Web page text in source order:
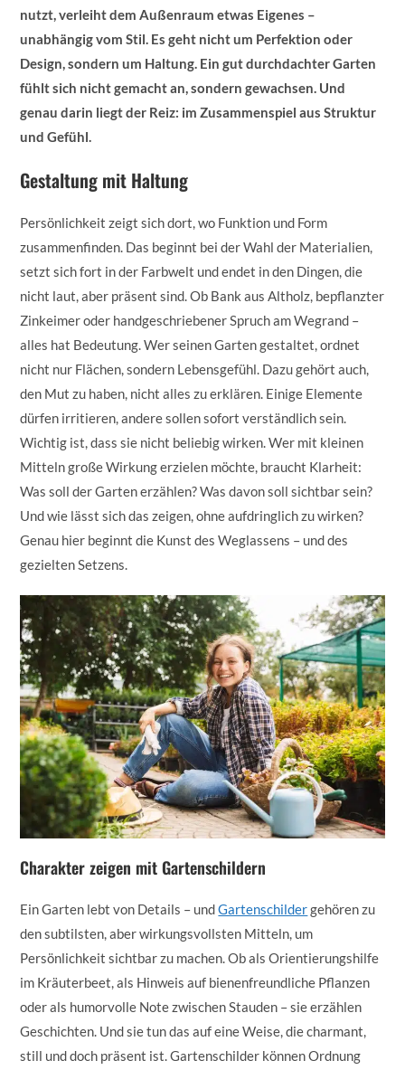
nutzt, verleiht dem Außenraum etwas Eigenes –
unabhängig vom Stil. Es geht nicht um Perfektion oder
Design, sondern um Haltung. Ein gut durchdachter Garten
fühlt sich nicht gemacht an, sondern gewachsen. Und
genau darin liegt der Reiz: im Zusammenspiel aus Struktur
und Gefühl.
Gestaltung mit Haltung
Persönlichkeit zeigt sich dort, wo Funktion und Form
zusammenfinden. Das beginnt bei der Wahl der Materialien,
setzt sich fort in der Farbwelt und endet in den Dingen, die
nicht laut, aber präsent sind. Ob Bank aus Altholz, bepflanzter
Zinkeimer oder handgeschriebener Spruch am Wegrand –
alles hat Bedeutung. Wer seinen Garten gestaltet, ordnet
nicht nur Flächen, sondern Lebensgefühl. Dazu gehört auch,
den Mut zu haben, nicht alles zu erklären. Einige Elemente
dürfen irritieren, andere sollen sofort verständlich sein.
Wichtig ist, dass sie nicht beliebig wirken. Wer mit kleinen
Mitteln große Wirkung erzielen möchte, braucht Klarheit:
Was soll der Garten erzählen? Was davon soll sichtbar sein?
Und wie lässt sich das zeigen, ohne aufdringlich zu wirken?
Genau hier beginnt die Kunst des Weglassens – und des
gezielten Setzens.
Charakter zeigen mit Gartenschildern
Ein Garten lebt von Details – undGartenschildergehören zu
den subtilsten, aber wirkungsvollsten Mitteln, um
Persönlichkeit sichtbar zu machen. Ob als Orientierungshilfe
im Kräuterbeet, als Hinweis auf bienenfreundliche Pflanzen
oder als humorvolle Note zwischen Stauden – sie erzählen
Geschichten. Und sie tun das auf eine Weise, die charmant,
still und doch präsent ist. Gartenschilder können Ordnung